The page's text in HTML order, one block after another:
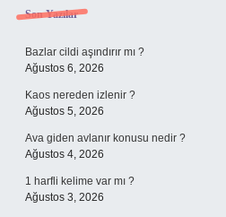
Sidebar
Son Yazılar
Bazlar cildi aşındırır mı ?
Ağustos 6, 2026
Kaos nereden izlenir ?
Ağustos 5, 2026
Ava giden avlanır konusu nedir ?
Ağustos 4, 2026
1 harfli kelime var mı ?
Ağustos 3, 2026